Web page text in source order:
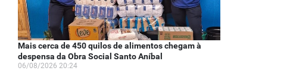
Mais cerca de 450 quilos de alimentos chegam à
despensa da Obra Social Santo Aníbal
06/08/2026 20:24